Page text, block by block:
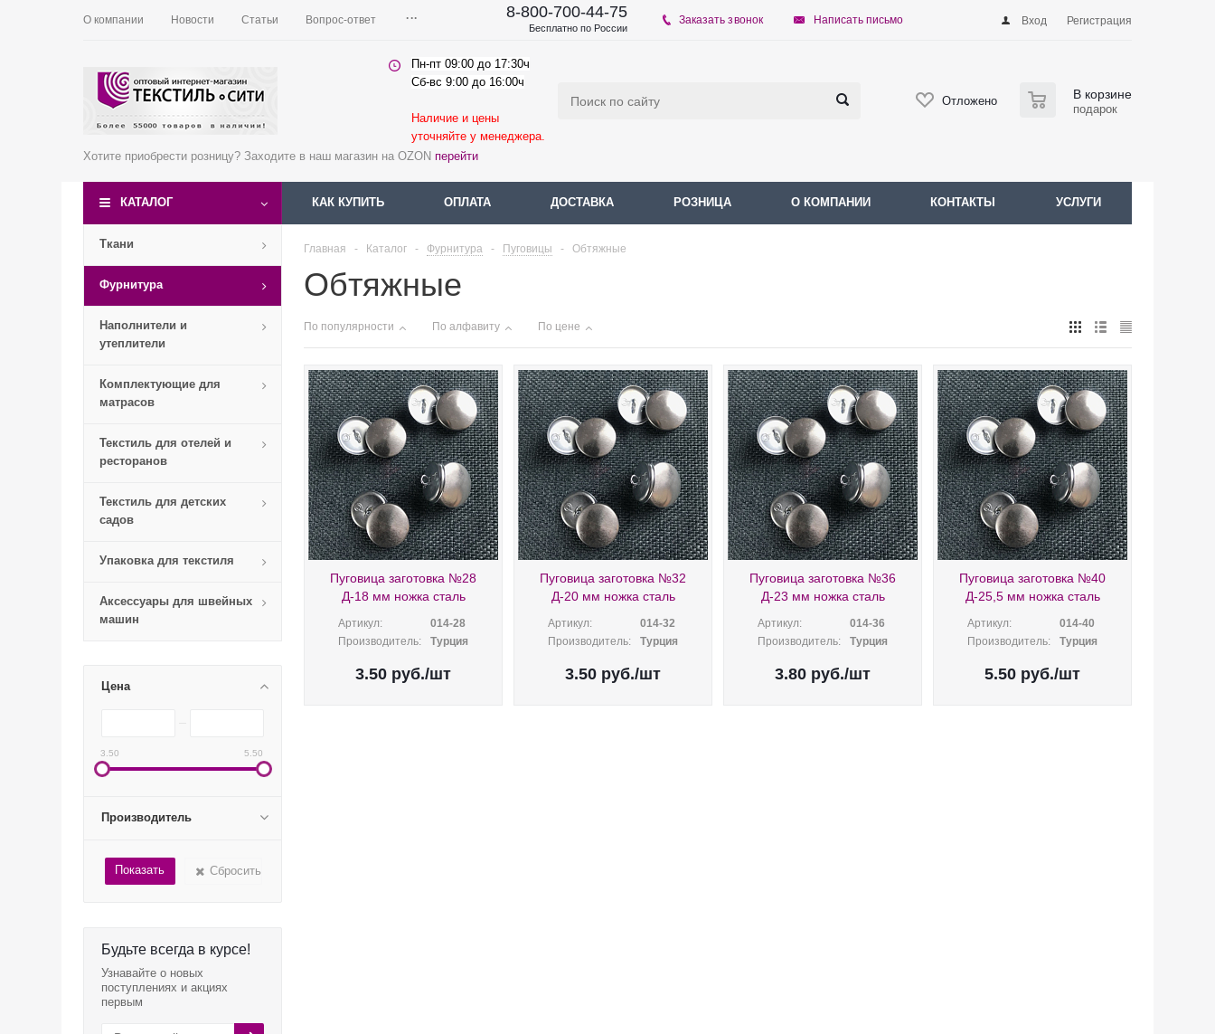
О компании Новости Статьи Вопрос-ответ ... 8-800-700-44-75
Бесплатно по России
Заказать звонок Написать письмо Вход Регистрация
Пн-пт 09:00 до 17:30ч
Сб-вс 9:00 до 16:00ч
Наличие и цены
уточняйте у менеджера.
Отложено В корзине
подарок
Хотите приобрести розницу? Заходите в наш магазин на OZON перейти
КАТАЛОГ КАК КУПИТЬ ОПЛАТА ДОСТАВКА РОЗНИЦА О КОМПАНИИ КОНТАКТЫ УСЛУГИ
Ткани
Фурнитура
Наполнители и
утеплители
Комплектующие для
матрасов
Текстиль для отелей и
ресторанов
Текстиль для детских
садов
Упаковка для текстиля
Аксессуары для швейных
машин
Цена
3.50 5.50
Производитель
Сбросить
Будьте всегда в курсе!
Узнавайте о новых
поступлениях и акциях
первым
Главная - Каталог - Фурнитура - Пуговицы - Обтяжные
Обтяжные
По популярности По алфавиту По цене
Пуговица заготовка №28
Д-18 мм ножка сталь
Артикул:
014-28
Производитель:
Турция
3.50 руб./шт
Пуговица заготовка №32
Д-20 мм ножка сталь
Артикул:
014-32
Производитель:
Турция
3.50 руб./шт
Пуговица заготовка №36
Д-23 мм ножка сталь
Артикул:
014-36
Производитель:
Турция
3.80 руб./шт
Пуговица заготовка №40
Д-25,5 мм ножка сталь
Артикул:
014-40
Производитель:
Турция
5.50 руб./шт